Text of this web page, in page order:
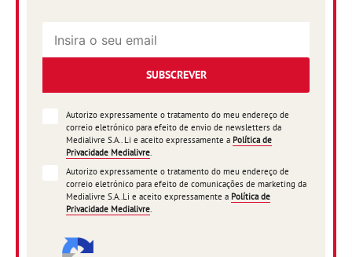
SUBSCREVER
Autorizo expressamente o tratamento do meu endereço de
correio eletrónico para efeito de envio de newsletters da
Medialivre S.A.. Li e aceito expressamente a Política de
Privacidade Medialivre.
Autorizo expressamente o tratamento do meu endereço de
correio eletrónico para efeito de comunicações de marketing da
Medialivre S.A..Li e aceito expressamente a Política de
Privacidade Medialivre.